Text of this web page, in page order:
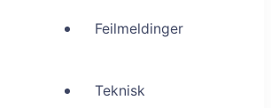
Feilmeldinger
Teknisk